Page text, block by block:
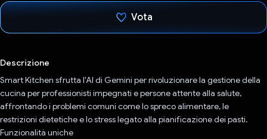
Vota
Descrizione
Smart Kitchen sfrutta l'AI di Gemini per rivoluzionare la gestione della
cucina per professionisti impegnati e persone attente alla salute,
affrontando i problemi comuni come lo spreco alimentare, le
restrizioni dietetiche e lo stress legato alla pianificazione dei pasti.
Funzionalità uniche